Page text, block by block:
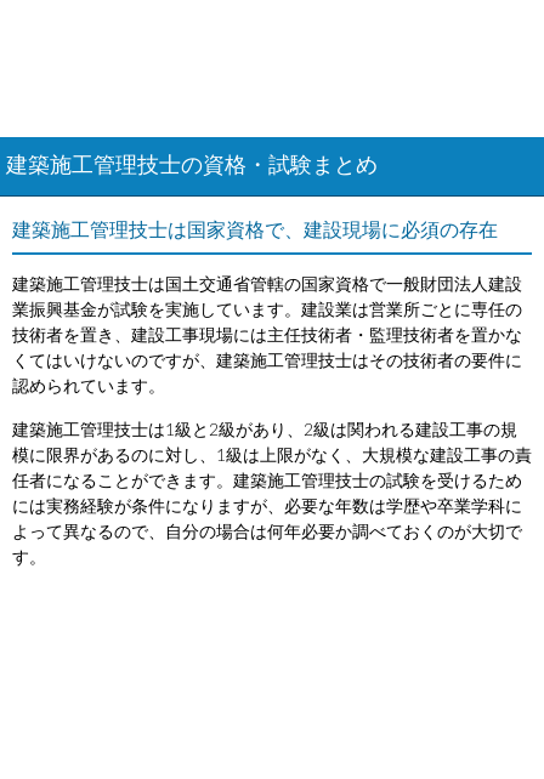
建築施工管理技士の資格・試験まとめ
建築施工管理技士は国家資格で、建設現場に必須の存在
建築施工管理技士は国土交通省管轄の国家資格で一般財団法人建設
業振興基金が試験を実施しています。建設業は営業所ごとに専任の
技術者を置き、建設工事現場には主任技術者・監理技術者を置かな
くてはいけないのですが、建築施工管理技士はその技術者の要件に
認められています。
建築施工管理技士は1級と2級があり、2級は関われる建設工事の規
模に限界があるのに対し、1級は上限がなく、大規模な建設工事の責
任者になることができます。建築施工管理技士の試験を受けるため
には実務経験が条件になりますが、必要な年数は学歴や卒業学科に
よって異なるので、自分の場合は何年必要か調べておくのが大切で
す。